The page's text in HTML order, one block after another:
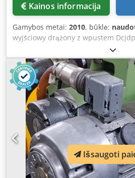
Kainos informacija
Gamybos metai: 2010, būklė:
wyjściowy drążony z wpustem
Przekładnia stożkowo-walcowa
montażowa: VB
Išsaugoti